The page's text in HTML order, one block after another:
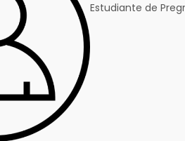
Estudiante de